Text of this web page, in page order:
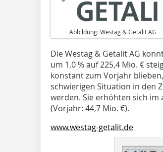
Abbildung: Westag & Getalit AG
Die Westag & Getalit AG
um 1,0 % auf 225,4 Mio. €
konstant zum Vorjahr
schwierigen Situation in den
werden. Sie erhöhten sich im
(Vorjahr: 44,7 Mio. €).
www.westag-getalit.de